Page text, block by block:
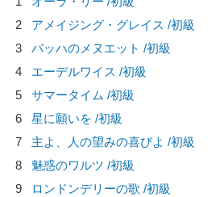
2
アメイジング・グレイス /初級
3
バッハのメヌエット /初級
4
エーデルワイス /初級
5
サマータイム /初級
6
星に願いを /初級
7
主よ、人の望みの喜びよ /初級
8
魅惑のワルツ /初級
9
ロンドンデリーの歌 /初級